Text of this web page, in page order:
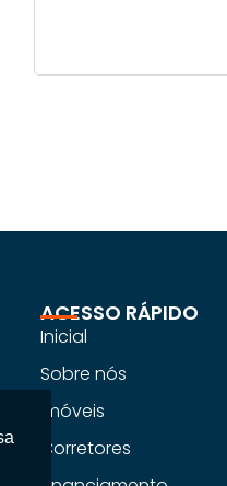
ACESSO RÁPIDO
Inicial
Sobre nós
Imóveis
Corretores